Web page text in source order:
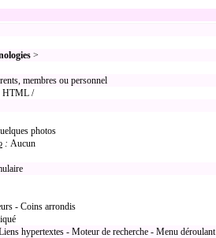
>
membres ou personnel
HTML /
photos
: Aucun
- Coins arrondis
hypertextes - Moteur de recherche - Menu déroulant